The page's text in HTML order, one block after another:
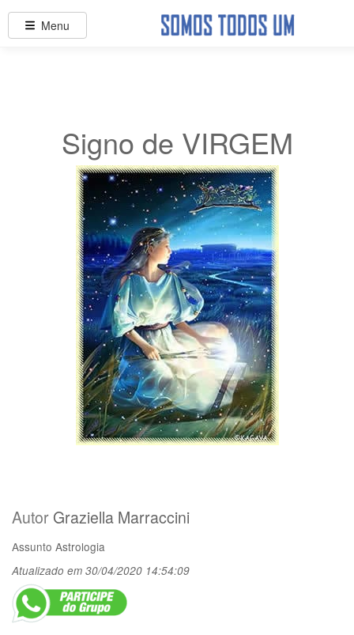
Signo de VIRGEM
Autor Graziella Marraccini
Assunto Astrologia
Atualizado em 30/04/2020 14:54:09
Menu